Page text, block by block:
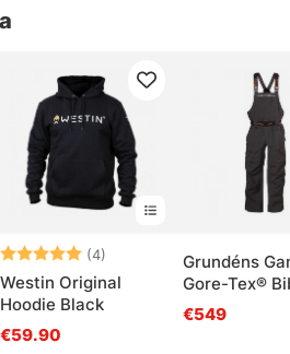
Arvio: (4)
5.0 5:sta tähdestä
Westin Original
Hoodie Black
€59.90
Grundéns
Gore-Tex®
Anchor
€549